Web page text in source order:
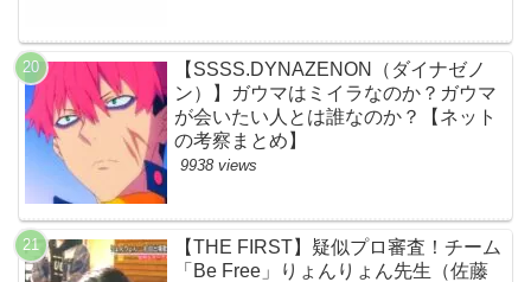
【SSSS.DYNAZENON（ダイナゼノ
ン）】ガウマはミイラなのか？ガウマ
が会いたい人とは誰なのか？【ネット
の考察まとめ】
9938 views
【THE FIRST】疑似プロ審査！チーム
「Be Free」りょんりょん先生（佐藤